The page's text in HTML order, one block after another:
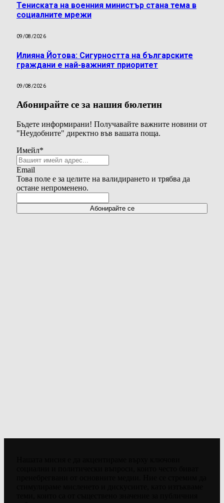
Тениската на военния министър стана тема в
социалните мрежи
09/08/2026
Илияна Йотова: Сигурността на българските
граждани е най-важният приоритет
09/08/2026
Абонирайте се за нашия бюлетин
Бъдете информирани! Получавайте важните новини от
"Неудобните" директно във вашата поща.
Имейл*
Email
Това поле е за целите на валидирането и трябва да
остане непроменено.